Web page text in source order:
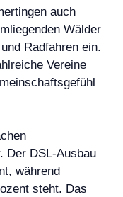
auch
Wälder
Radfahren ein.
Vereine
Der DSL-Ausbau
während
steht. Das